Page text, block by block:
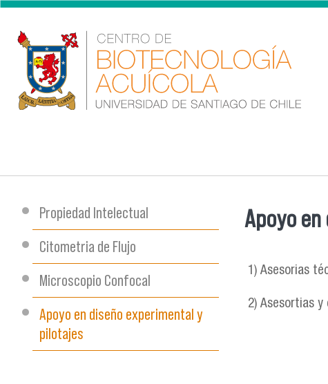
Pasar al contenido principal
Propiedad Intelectual
Citometria de Flujo
Microscopio Confocal
Apoyo en diseño experimental y
pilotajes
Se
Apoyo
1) Asesorias
2) Asesortias